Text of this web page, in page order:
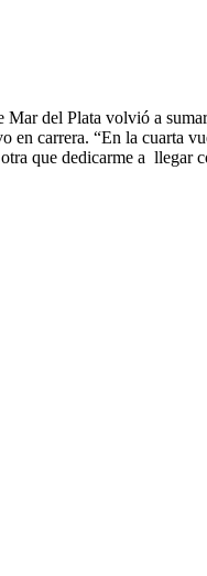
del Plata volvió a
carrera. “En la cuarta
que dedicarme a llegar